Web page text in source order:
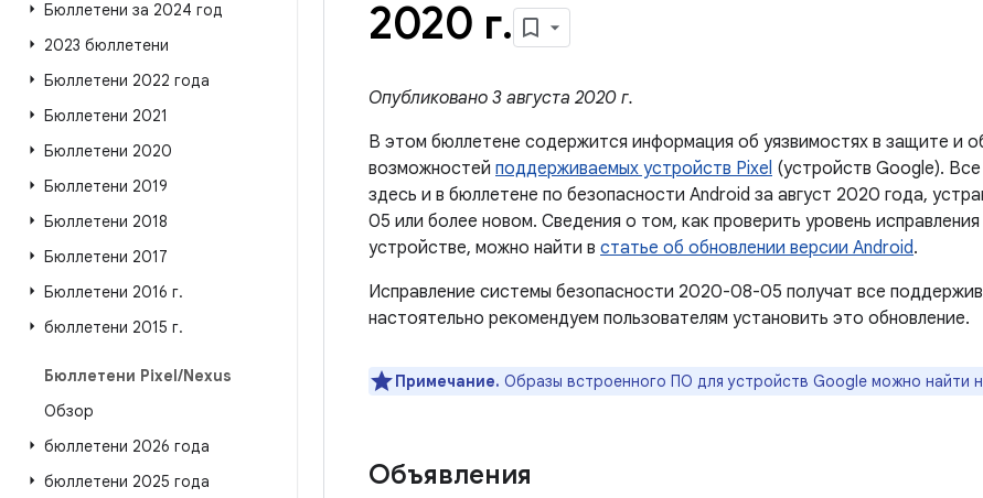
Бюллетени за 2024 год
2023 бюллетени
Бюллетени 2022 года
Бюллетени 2021
Бюллетени 2020
Бюллетени 2019
Бюллетени 2018
Бюллетени 2017
Бюллетени 2016 г.
бюллетени 2015 г.
Бюллетени Pixel/Nexus
Обзор
бюллетени 2026 года
бюллетени 2025 года
2020 г.
Опубликовано 3 августа 2020 г.
В этом бюллетене содержится информация об уязвимостях в защите и
возможностей поддерживаемых устройств Pixel (устройств Google).
здесь и в бюллетене по безопасности Android за август 2020 года,
05 или более новом. Сведения о том, как проверить уровень
устройстве, можно найти в статье об обновлении версии Android.
Исправление системы безопасности 2020-08-05 получат все
настоятельно рекомендуем пользователям установить это обновление.
Примечание. Образы встроенного ПО для устройств Google можно найти
Объявления